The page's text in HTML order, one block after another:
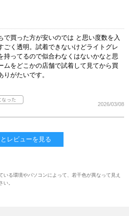
で買った方が安いのでは と思い度数を入
ごく透明。試着できないけどライトグレ
持ってるので似合わなくはないかなと思
ムをどこかの店舗で試着して見てから買
がたいです。
2026/03/08
レビューを見る
る環境やパソコンによって、若干色が異なって見え
い。